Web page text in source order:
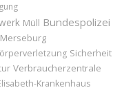
Müll Bundespolizei
Merseburg
Sicherheit
Verbraucherzentrale
Krankenhaus